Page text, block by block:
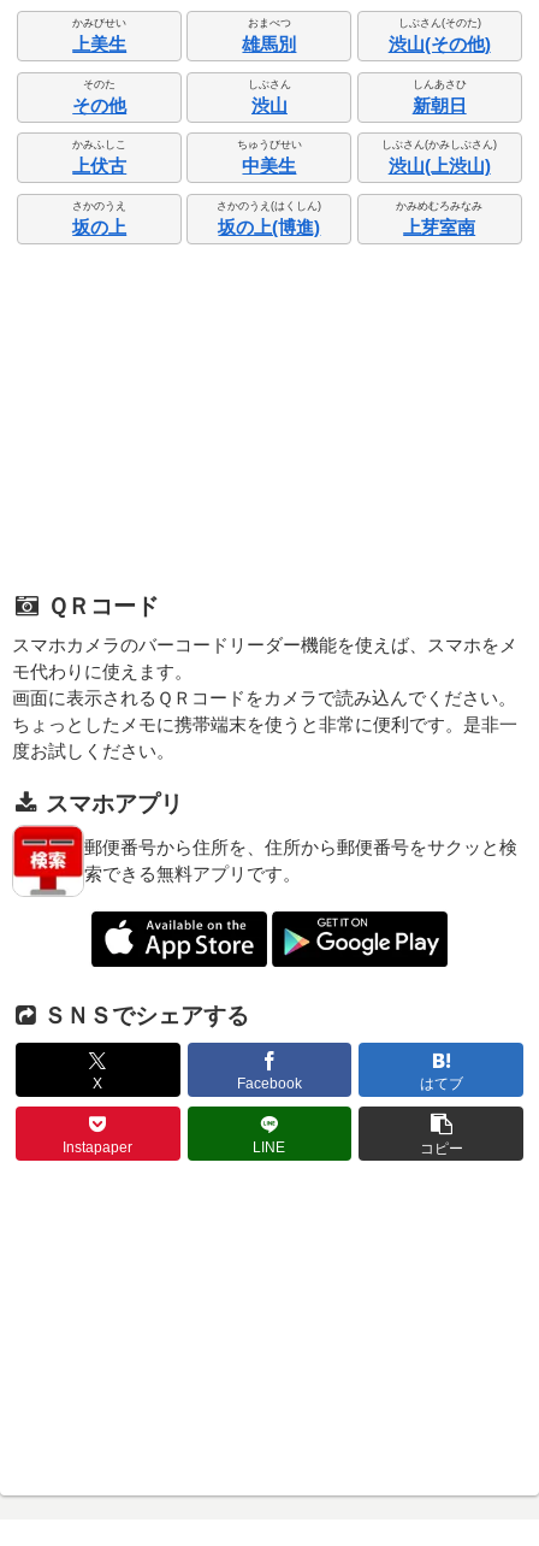
かみびせい
上美生
おまべつ
雄馬別
しぶさん(そのた)
渋山(その他)
そのた
その他
しぶさん
渋山
しんあさひ
新朝日
かみふしこ
上伏古
ちゅうびせい
中美生
しぶさん(かみしぶさん)
渋山(上渋山)
さかのうえ
坂の上
さかのうえ(はくしん)
坂の上(博進)
かみめむろみなみ
上芽室南
ＱＲコード
スマホカメラのバーコードリーダー機能を使えば、スマホをメ
モ代わりに使えます。
画面に表示されるＱＲコードをカメラで読み込んでください。
ちょっとしたメモに携帯端末を使うと非常に便利です。是非一
度お試しください。
スマホアプリ
郵便番号から住所を、住所から郵便番号をサクッと検
索できる無料アプリです。
ＳＮＳでシェアする
X Facebook はてブ
Instapaper LINE コピー